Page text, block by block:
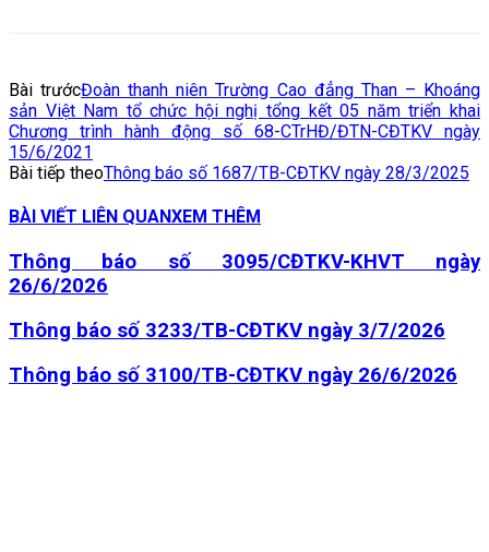
Bài trướcĐoàn thanh niên Trường Cao đẳng Than – Khoáng
sản Việt Nam tổ chức hội nghị tổng kết 05 năm triển khai
Chương trình hành động số 68-CTrHĐ/ĐTN-CĐTKV ngày
15/6/2021
Bài tiếp theoThông báo số 1687/TB-CĐTKV ngày 28/3/2025
BÀI VIẾT LIÊN QUANXEM THÊM
Thông báo số 3095/CĐTKV-KHVT ngày
26/6/2026
Thông báo số 3233/TB-CĐTKV ngày 3/7/2026
Thông báo số 3100/TB-CĐTKV ngày 26/6/2026